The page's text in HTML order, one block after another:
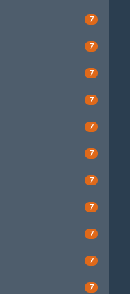
7
7
7
7
7
7
7
7
7
7
7